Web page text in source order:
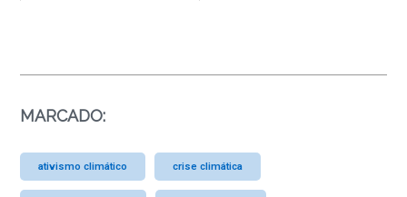
MARCADO:
ativismo climático crise climática